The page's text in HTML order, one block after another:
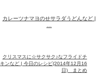
カレーツナマヨのせサラダうどんなど |
クリスマスに☆サクサク♪なフライドチ
キンなど | 今日のレシピ(2014年12月16
日) まとめ